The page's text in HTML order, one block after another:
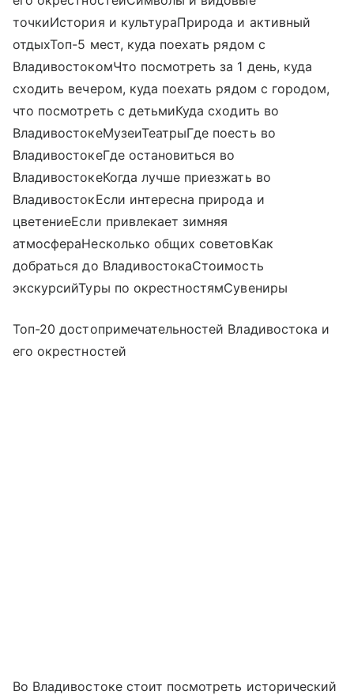
точкиИстория и культураПрирода и активный
отдыхТоп-5 мест, куда поехать рядом с
ВладивостокомЧто посмотреть за 1 день, куда
сходить вечером, куда поехать рядом с городом,
что посмотреть с детьмиКуда сходить во
ВладивостокеМузеиТеатрыГде поесть во
ВладивостокеГде остановиться во
ВладивостокеКогда лучше приезжать во
ВладивостокЕсли интересна природа и
цветениеЕсли привлекает зимняя
атмосфераНесколько общих советовКак
добраться до ВладивостокаСтоимость
экскурсийТуры по окрестностямСувениры
Топ-20 достопримечательностей Владивостока и
его окрестностей
Во Владивостоке стоит посмотреть исторический